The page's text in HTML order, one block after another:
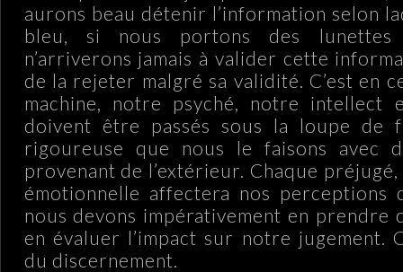
aurons beau détenir l’information selon
bleu, si nous portons des lunettes
n’arriverons jamais à valider cette
de la rejeter malgré sa validité. C’est en
machine, notre psyché, notre intellect
doivent être passés sous la loupe de
rigoureuse que nous le faisons avec
provenant de l’extérieur. Chaque
émotionnelle affectera nos perceptions
nous devons impérativement en prendre
en évaluer l’impact sur notre jugement.
du discernement.